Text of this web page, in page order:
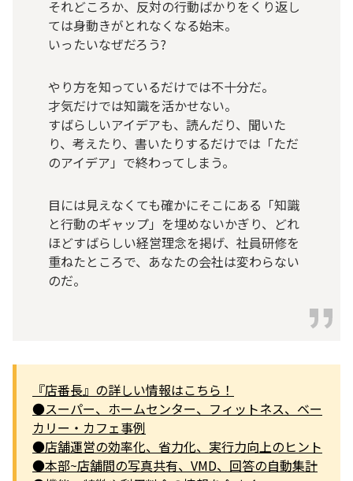
それどころか、反対の行動ばかりをくり返し
ては身動きがとれなくなる始末。
いったいなぜだろう?
やり方を知っているだけでは不十分だ。
才気だけでは知識を活かせない。
すばらしいアイデアも、読んだり、聞いた
り、考えたり、書いたりするだけでは「ただ
のアイデア」で終わってしまう。
目には見えなくても確かにそこにある「知識
と行動のギャップ」を埋めないかぎり、どれ
ほどすばらしい経営理念を掲げ、社員研修を
重ねたところで、あなたの会社は変わらない
のだ。
『店番長』の詳しい情報はこちら！
●スーパー、ホームセンター、フィットネス、ベー
カリー・カフェ事例
●店舗運営の効率化、省力化、実行力向上のヒント
●本部~店舗間の写真共有、VMD、回答の自動集計